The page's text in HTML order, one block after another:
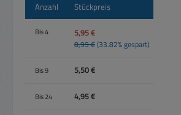
Anzahl Stückpreis
Bis4 5,95 €
8,99 €(33.82% gespart)
Bis9 5,50 €
Bis24 4,95 €